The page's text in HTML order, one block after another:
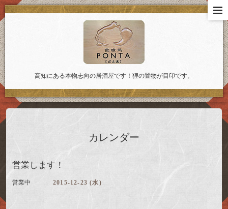
高知にある本物志向の居酒屋です！狸の置物が目印です。
カレンダー
営業します！
営業中 2015-12-23 (水)